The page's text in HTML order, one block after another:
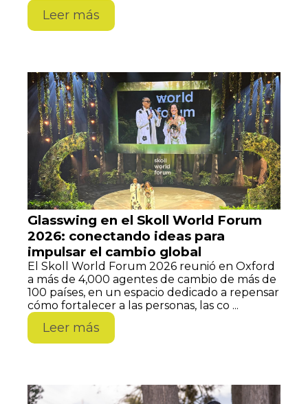
Leer más
Glasswing en el Skoll World Forum
2026: conectando ideas para
impulsar el cambio global
El Skoll World Forum 2026 reunió en Oxford
a más de 4,000 agentes de cambio de más de
100 países, en un espacio dedicado a repensar
cómo fortalecer a las personas, las co ...
Leer más